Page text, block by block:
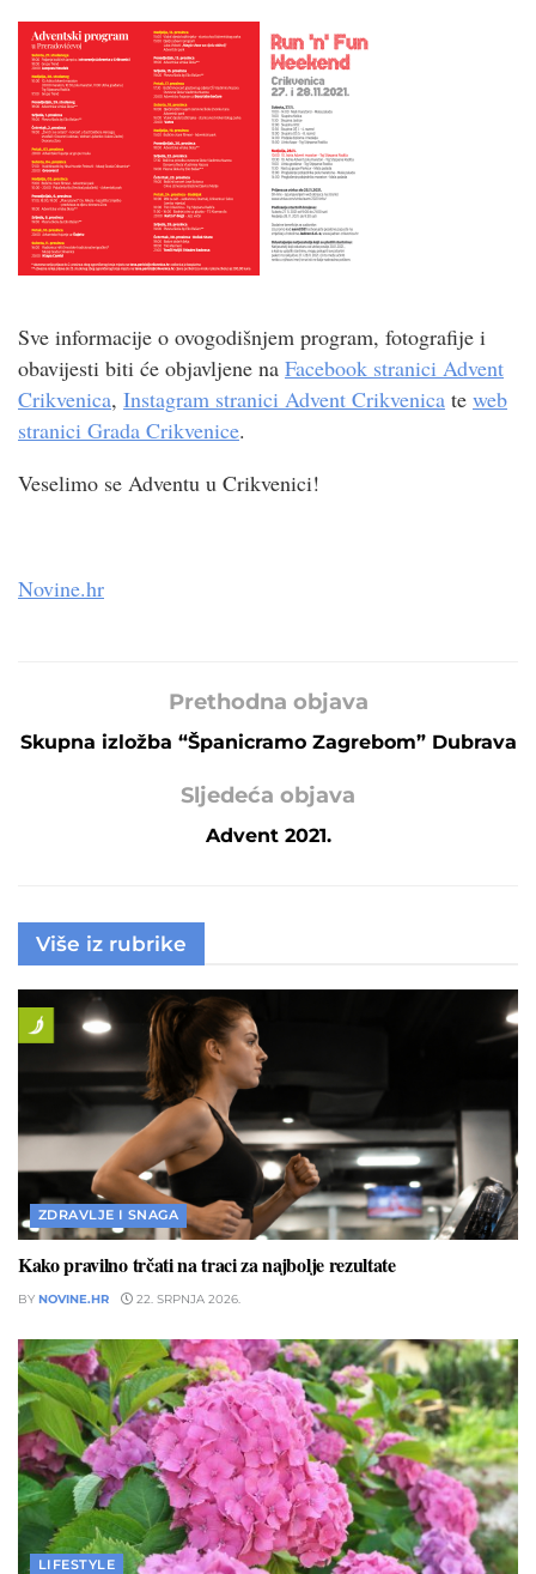
Sve informacije o ovogodišnjem program, fotografije i
obavijesti biti će objavljene na Facebook stranici Advent
Crikvenica, Instagram stranici Advent Crikvenica te web
stranici Grada Crikvenice.
Veselimo se Adventu u Crikvenici!
Novine.hr
Prethodna objava
Skupna izložba “Španicramo Zagrebom” Dubrava
Sljedeća objava
Advent 2021.
Više iz rubrike
ZDRAVLJE I SNAGA
Kako pravilno trčati na traci za najbolje rezultate
BY NOVINE.HR 22. SRPNJA 2026.
LIFESTYLE